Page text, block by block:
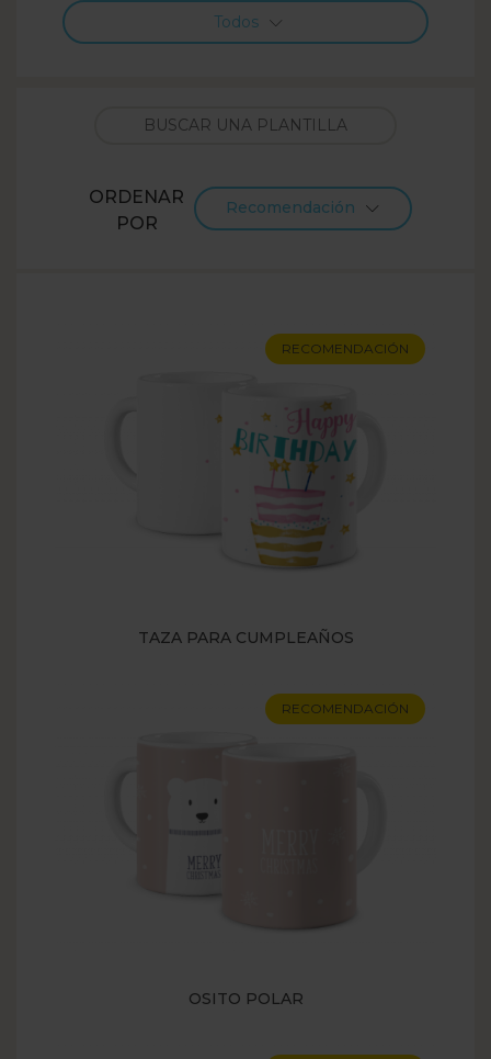
Todos
ORDENAR
POR
Recomendación
TAZA PARA CUMPLEAÑOS
RECOMENDACIÓN
OSITO POLAR
RECOMENDACIÓN